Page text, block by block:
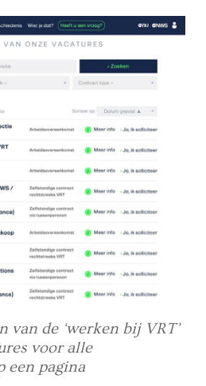
van de ‘werken bij VRT’
voor alle
een pagina